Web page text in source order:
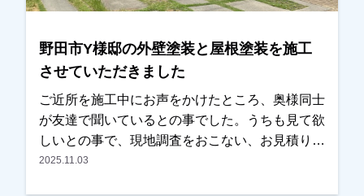
野田市Y様邸の外壁塗装と屋根塗装を施工
させていただきました
ご近所を施工中にお声をかけたところ、奥様同士
が友達で聞いているとの事でした。うちも見て欲
しいとの事で、現地調査をおこない、お見積りを
お出ししました。以前に違う業者で見積もりを取
2025.11.03